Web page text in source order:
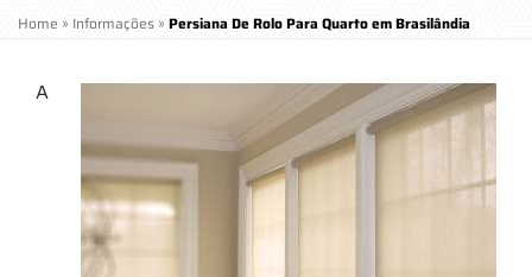
Home » Informações » Persiana De Rolo Para Quarto em Brasilândia
A